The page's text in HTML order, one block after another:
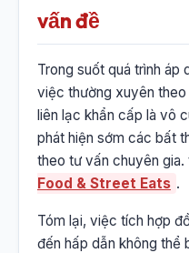
vấn đề
Trong suốt quá trình áp
việc thường xuyên theo
liên lạc khẩn cấp là vô
phát hiện sớm các bất
theo tư vấn chuyên
Food & Street Eats .
Tóm lại, việc tích hợp
đến hấp dẫn không thể